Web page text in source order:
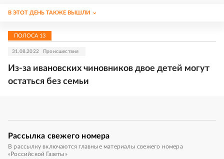
В ЭТОТ ДЕНЬ ТАКЖЕ ВЫШЛИ
ПОЛОСА 13
31.08.2022 Происшествия
Из-за ивановских чиновников двое детей могут
остаться без семьи
Рассылка свежего номера
В рассылку включаются главные материалы свежего номера
«Российской Газеты»